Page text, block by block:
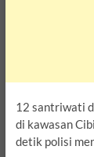
12 santriwati
di kawasan
detik polisi